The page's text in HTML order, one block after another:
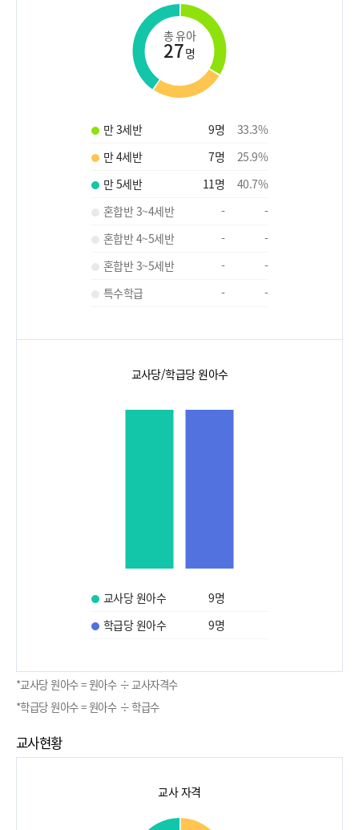
총 유아
27명
만 3세반 9명 33.3%
만 4세반
7명 25.9%
만 5세반
11명 40.7%
혼합반 3~4세반
-
-
혼합반 4~5세반
-
-
혼합반 3~5세반
-
-
특수학급
- -
교사당/학급당 원아수
교사당 원아수 9명
학급당 원아수
9명
*교사당 원아수 = 원아수 ÷ 교사자격수
*학급당 원아수 = 원아수 ÷ 학급수
교사현황
교사 자격